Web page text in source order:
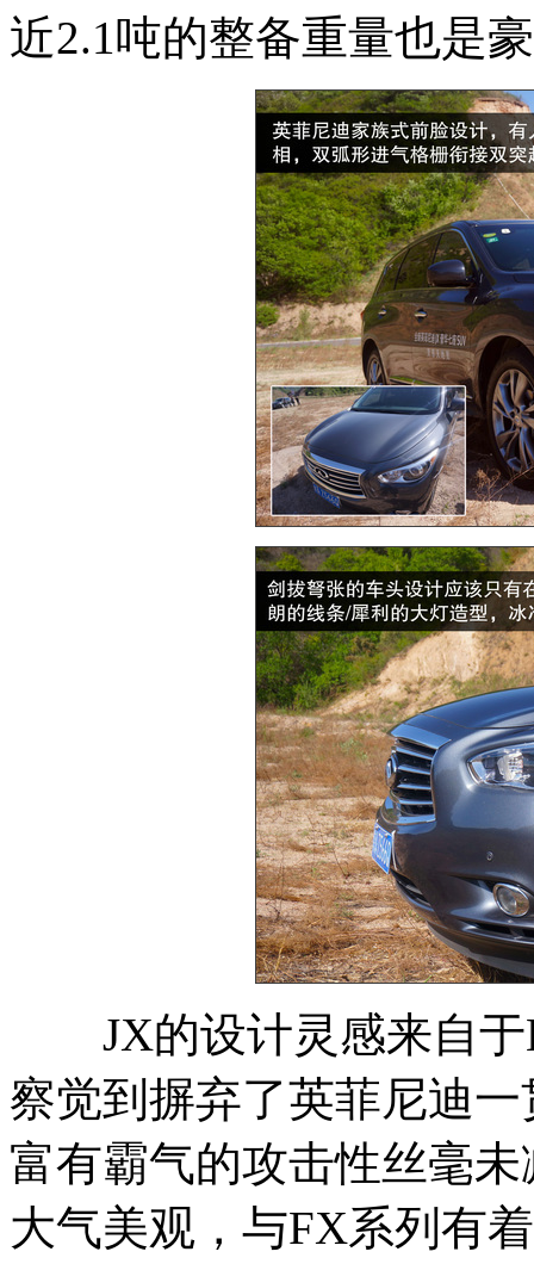
近2.1吨的整备重量也是
JX的设计灵感来自于
察觉到摒弃了英菲尼迪
富有霸气的攻击性丝毫
大气美观，与FX系列有